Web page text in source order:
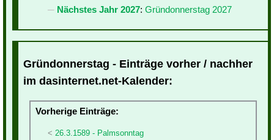
Nächstes Jahr 2027: Gründonnerstag 2027
Gründonnerstag - Einträge vorher / nachher
im dasinternet.net-Kalender:
Vorherige Einträge:
26.3.1589 - Palmsonntag